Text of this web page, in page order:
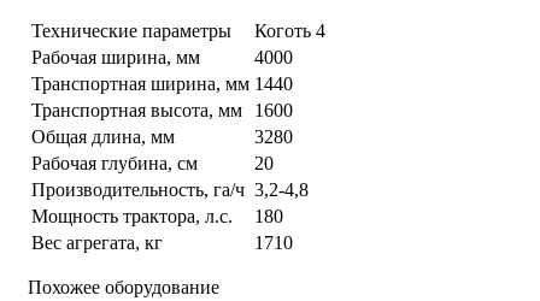
Технические параметры
Коготь 4
Рабочая ширина, мм
4000
Транспортная ширина, мм 1440
Транспортная высота, мм
1600
Общая длина, мм
3280
Рабочая глубина, см
20
Производительность, га/ч 3,2-4,8
Мощность трактора, л.с.
180
Вес агрегата, кг
1710
Похожее оборудование